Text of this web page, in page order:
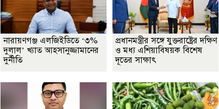
নারায়ণগঞ্জ এলজিইডিতে ‘৩%
দুলাল’ খ্যাত আহসানুজ্জামানের
দুর্নীতি
প্রধানমন্ত্রীর সঙ্গে যুক্তরাষ্ট্রের দক্ষিণ
ও মধ্য এশিয়াবিষয়ক বিশেষ
দূতের সাক্ষাৎ